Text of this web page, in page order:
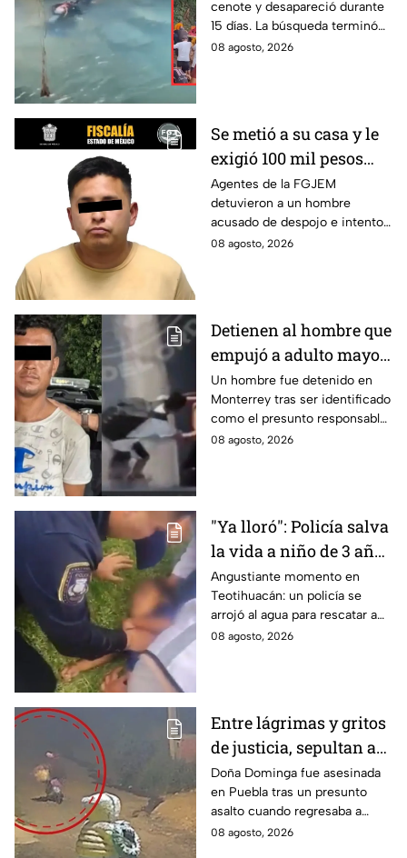
pescador Erasto
Crisanto
cenote y desapareció durante
15 días. La búsqueda terminó
cuando el pescador fue
08 agosto, 2026
Se metió a su casa y le
exigió 100 mil pesos
para devolvérsela; cae
otro por despojo en
Edomex
Agentes de la FGJEM
detuvieron a un hombre
acusado de despojo e intento
de extorsión en el Edomex.
08 agosto, 2026
Detienen al hombre que
empujó a adulto mayor
contra tráiler; provocó
su muerte en
Monterrey
Un hombre fue detenido en
Monterrey tras ser identificado
como el presunto responsable
de la muerte de un adulto
08 agosto, 2026
"Ya lloró": Policía salva
la vida a niño de 3 años
que cayó a un lago en
Teotihuacán; aplicó
RCP (VIDEO)
Angustiante momento en
Teotihuacán: un policía se
arrojó al agua para rescatar a
un pequeño que no respiraba y
08 agosto, 2026
Entre lágrimas y gritos
de justicia, sepultan a
doña Dominga, la
abuelita asesinada tras
asalto en Amozoc,
Puebla
Doña Dominga fue asesinada
en Puebla tras un presunto
asalto cuando regresaba a
casa; familiares y amigos la
08 agosto, 2026